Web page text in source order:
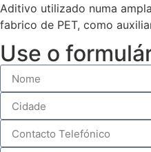
Aditivo utilizado numa
fabrico de PET, como
Use o